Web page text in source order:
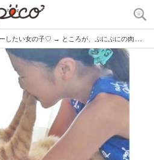
子♡ → ところが、ぷにぷにの肉球が何度もガードしてきて…(笑)